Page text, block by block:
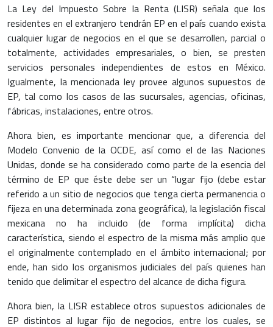
La Ley del Impuesto Sobre la Renta (LISR) señala que los
residentes en el extranjero tendrán EP en el país cuando exista
cualquier lugar de negocios en el que se desarrollen, parcial o
totalmente, actividades empresariales, o bien, se presten
servicios personales independientes de estos en México.
Igualmente, la mencionada ley provee algunos supuestos de
EP, tal como los casos de las sucursales, agencias, oficinas,
fábricas, instalaciones, entre otros.
Ahora bien, es importante mencionar que, a diferencia del
Modelo Convenio de la OCDE, así como el de las Naciones
Unidas, donde se ha considerado como parte de la esencia del
término de EP que éste debe ser un “lugar fijo (debe estar
referido a un sitio de negocios que tenga cierta permanencia o
fijeza en una determinada zona geográfica), la legislación fiscal
mexicana no ha incluido (de forma implícita) dicha
característica, siendo el espectro de la misma más amplio que
el originalmente contemplado en el ámbito internacional; por
ende, han sido los organismos judiciales del país quienes han
tenido que delimitar el espectro del alcance de dicha figura.
Ahora bien, la LISR establece otros supuestos adicionales de
EP distintos al lugar fijo de negocios, entre los cuales, se